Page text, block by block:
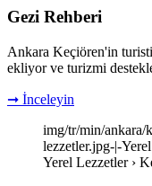
Gezi Rehberi
Ankara Keçiören'in
ekliyor ve turizmi
➞ İnceleyin
img/tr/min/ankara/
lezzetler.jpg-|-
Yerel Lezzetler ›